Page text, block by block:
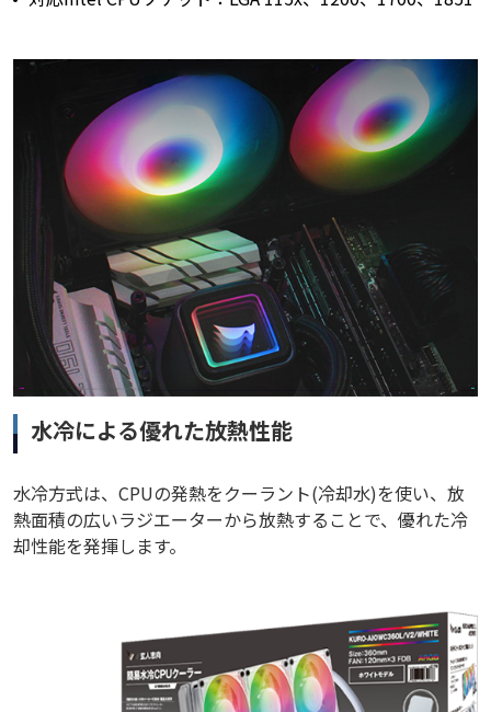
水冷による優れた放熱性能
水冷方式は、CPUの発熱をクーラント(冷却水)を使い、放
熱面積の広いラジエーターから放熱することで、優れた冷
却性能を発揮します。